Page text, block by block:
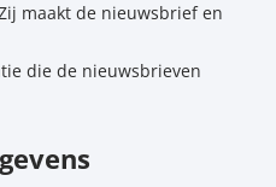
maakt de nieuwsbrief en
die de nieuwsbrieven